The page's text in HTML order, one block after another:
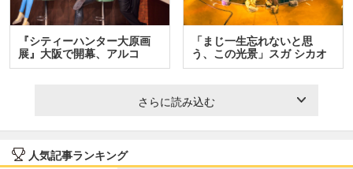
『シティーハンター大原画
展』大阪で開幕、アルコ
＆…
「まじ一生忘れないと思
う、この光景」スガ シカオ
と…
さらに読み込む
人気記事ランキング